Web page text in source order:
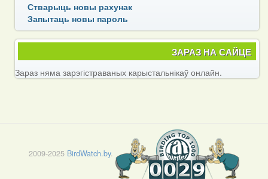
Стварыць новы рахунак
Запытаць новы пароль
ЗАРАЗ НА САЙЦЕ
Зараз няма зарэгістраваных карыстальнікаў онлайн.
2009-2025 BirdWatch.by.